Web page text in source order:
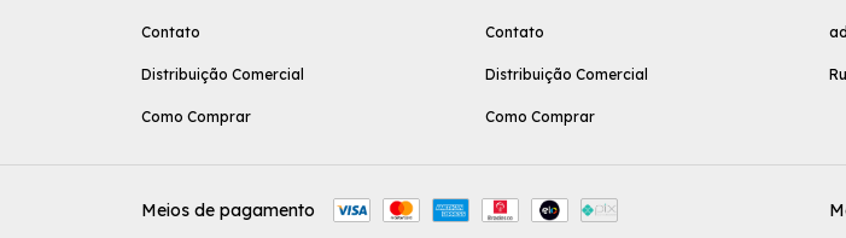
Contato
Distribuição Comercial
Como Comprar
Contato
Distribuição Comercial
Como Comprar
Meios de pagamento